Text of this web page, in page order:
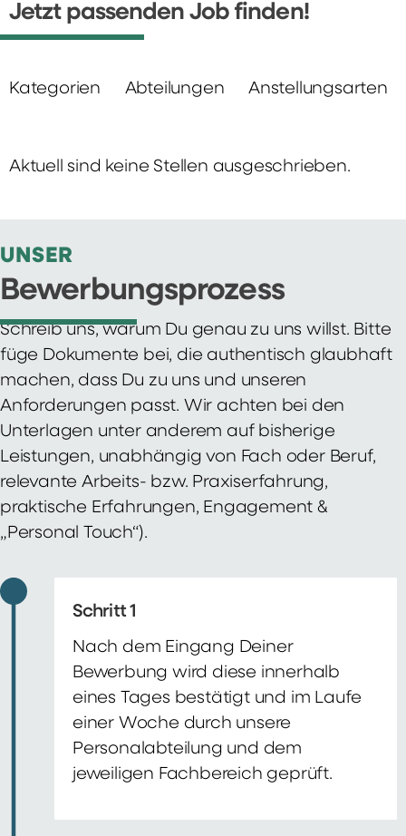
Jetzt passenden Job finden!
Kategorien Abteilungen Anstellungsarten
Aktuell sind keine Stellen ausgeschrieben.
UNSER
Bewerbungsprozess
Schreib uns, warum Du genau zu uns willst. Bitte
füge Dokumente bei, die authentisch glaubhaft
machen, dass Du zu uns und unseren
Anforderungen passt. Wir achten bei den
Unterlagen unter anderem auf bisherige
Leistungen, unabhängig von Fach oder Beruf,
relevante Arbeits- bzw. Praxiserfahrung,
praktische Erfahrungen, Engagement &
„Personal Touch“).
Schritt 1
Nach dem Eingang Deiner
Bewerbung wird diese innerhalb
eines Tages bestätigt und im Laufe
einer Woche durch unsere
Personalabteilung und dem
jeweiligen Fachbereich geprüft.